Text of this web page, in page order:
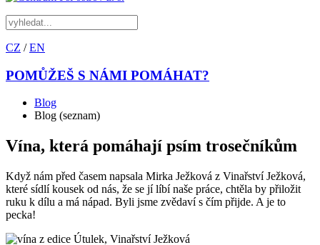
CZ /EN
POMŮŽEŠ S NÁMI POMÁHAT?
Blog
Blog (seznam)
Vína, která pomáhají psím trosečníkům
Když nám před časem napsala Mirka Ježková z Vinařství Ježková,
které sídlí kousek od nás, že se jí líbí naše práce, chtěla by přiložit
ruku k dílu a má nápad. Byli jsme zvědaví s čím přijde. A je to
pecka!